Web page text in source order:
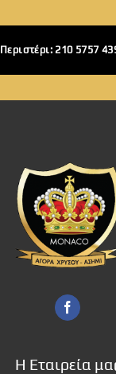
Περιστέρι: 210 5757
Η Εταιρεία